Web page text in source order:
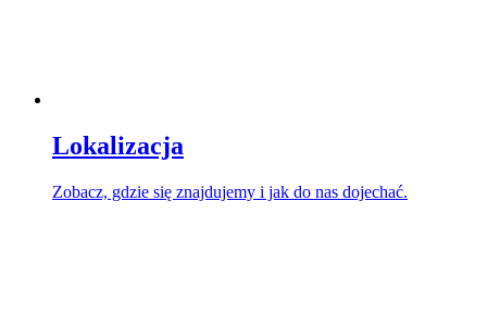
Lokalizacja
Zobacz, gdzie się znajdujemy i jak do nas dojechać.